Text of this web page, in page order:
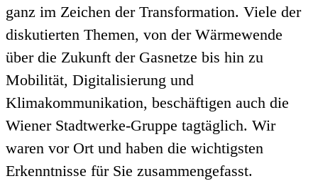
ganz im Zeichen der Transformation. Viele der
diskutierten Themen, von der Wärmewende
über die Zukunft der Gasnetze bis hin zu
Mobilität, Digitalisierung und
Klimakommunikation, beschäftigen auch die
Wiener Stadtwerke-Gruppe tagtäglich. Wir
waren vor Ort und haben die wichtigsten
Erkenntnisse für Sie zusammengefasst.